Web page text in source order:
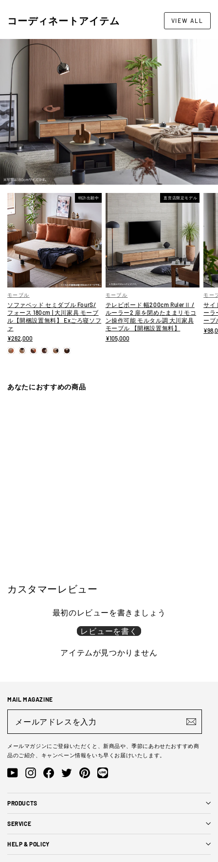
コーディネートアイテム VIEW ALL
特許出願中
モーブル
ソファベッド セミダブル FourS/
フォース 180cm | 大川家具 モーブ
ル【開梱設置無料】 Exごろ寝ソフ
ァ
¥262,000
直営店限定モデル
モーブル
テレビボード 幅200cm RulerⅡ /
ルーラー2 扉を閉めたままリモコ
ン操作可能 モルタル調 大川家具
モーブル 【開梱設置無料】
¥105,000
モー
サイ
ーラ
ーブ
あなたにおすすめの商品
カスタマーレビュー
最初のレビューを書きましょう
レビューを書く
アイテムが見つかりません
MAIL MAGAZINE
ア
レ
ス
入
力
メールマガジンにご登録いただくと、新商品や、季節にあわせたおすすめ商
品のご紹介、キャンペーン情報をいち早くお届けいたします。
YouTube InstagramFacebookTwitter Pinterest
PRODUCTS
SERVICE
HELP & POLICY